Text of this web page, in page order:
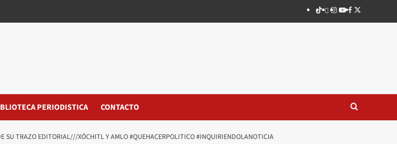
TikTok
threads
Instagram
Youtube
Facebook
X
PERIODISTICA CONTACTO
SU TRAZO EDITORIAL///XÓCHITL Y AMLO #QUEHACERPOLITICO #INQUIRIENDOLANOTICIA